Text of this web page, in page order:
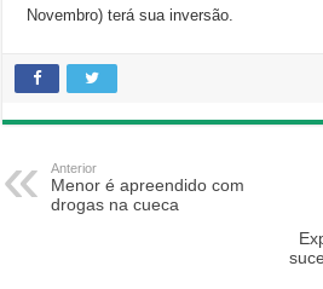
Novembro) terá sua inversão.
Anterior
Menor é apreendido com
drogas na cueca